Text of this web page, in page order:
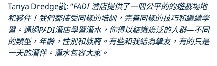
Tanya Dredge說: “PADI潛店提供了一個公平的的遊戲場地
和夥伴！我們都接受同樣的培訓，完善同樣的技巧和繼續學
習。通過PADI潛店學習潛水，你得以結識廣泛的人群—不同
的類型，年齡，性別和族裔。有些和我結為摯友，有的只是
一天的潛伴。潛水包容大家。